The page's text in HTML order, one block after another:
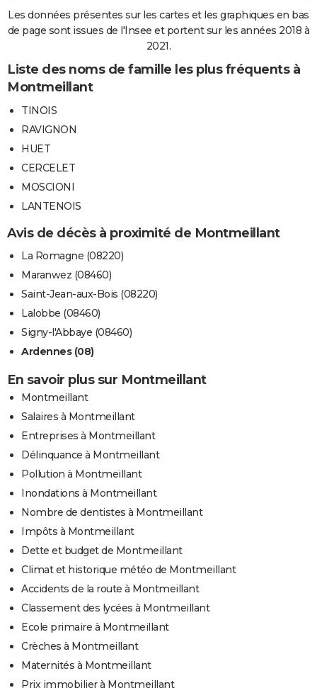
Les données présentes sur les cartes et les graphiques en bas
de page sont issues de l'Insee et portent sur les années 2018 à
2021.
Liste des noms de famille les plus fréquents à
Montmeillant
TINOIS
RAVIGNON
HUET
CERCELET
MOSCIONI
LANTENOIS
Avis de décès à proximité de Montmeillant
La Romagne (08220)
Maranwez (08460)
Saint-Jean-aux-Bois (08220)
Lalobbe (08460)
Signy-l'Abbaye (08460)
Ardennes (08)
En savoir plus sur Montmeillant
Montmeillant
Salaires à Montmeillant
Entreprises à Montmeillant
Délinquance à Montmeillant
Pollution à Montmeillant
Inondations à Montmeillant
Nombre de dentistes à Montmeillant
Impôts à Montmeillant
Dette et budget de Montmeillant
Climat et historique météo de Montmeillant
Accidents de la route à Montmeillant
Classement des lycées à Montmeillant
Ecole primaire à Montmeillant
Crèches à Montmeillant
Maternités à Montmeillant
Prix immobilier à Montmeillant